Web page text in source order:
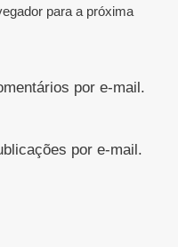
para a próxima
por e-mail.
por e-mail.